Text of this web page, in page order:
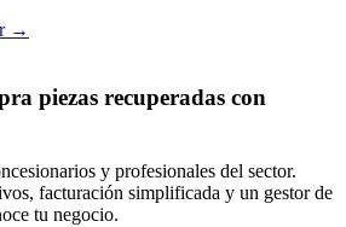
→
piezas recuperadas con
y profesionales del sector.
facturación simplificada y un gestor de
tu negocio.